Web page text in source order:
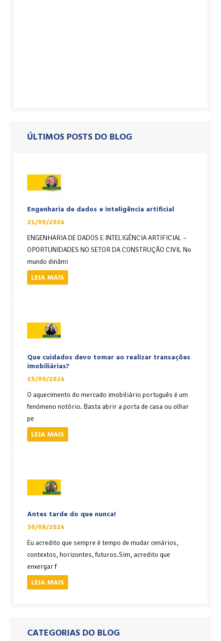
ÚLTIMOS POSTS DO BLOG
Engenharia de dados e inteligência artificial
21/09/2024
ENGENHARIA DE DADOS E INTELIGÊNCIA ARTIFICIAL –
OPORTUNIDADES NO SETOR DA CONSTRUÇÃO CIVIL No
mundo dinâmi
LEIA MAIS
Que cuidados devo tomar ao realizar transações
imobiliárias?
15/09/2024
O aquecimento do mercado imobiliário português é um
fenómeno notório. Basta abrir a porta de casa ou olhar
pe
LEIA MAIS
Antes tarde do que nunca!
30/08/2024
Eu acredito que sempre é tempo de mudar cenários,
contextos, horizontes, futuros.Sim, acredito que
enxergar f
LEIA MAIS
CATEGORIAS DO BLOG